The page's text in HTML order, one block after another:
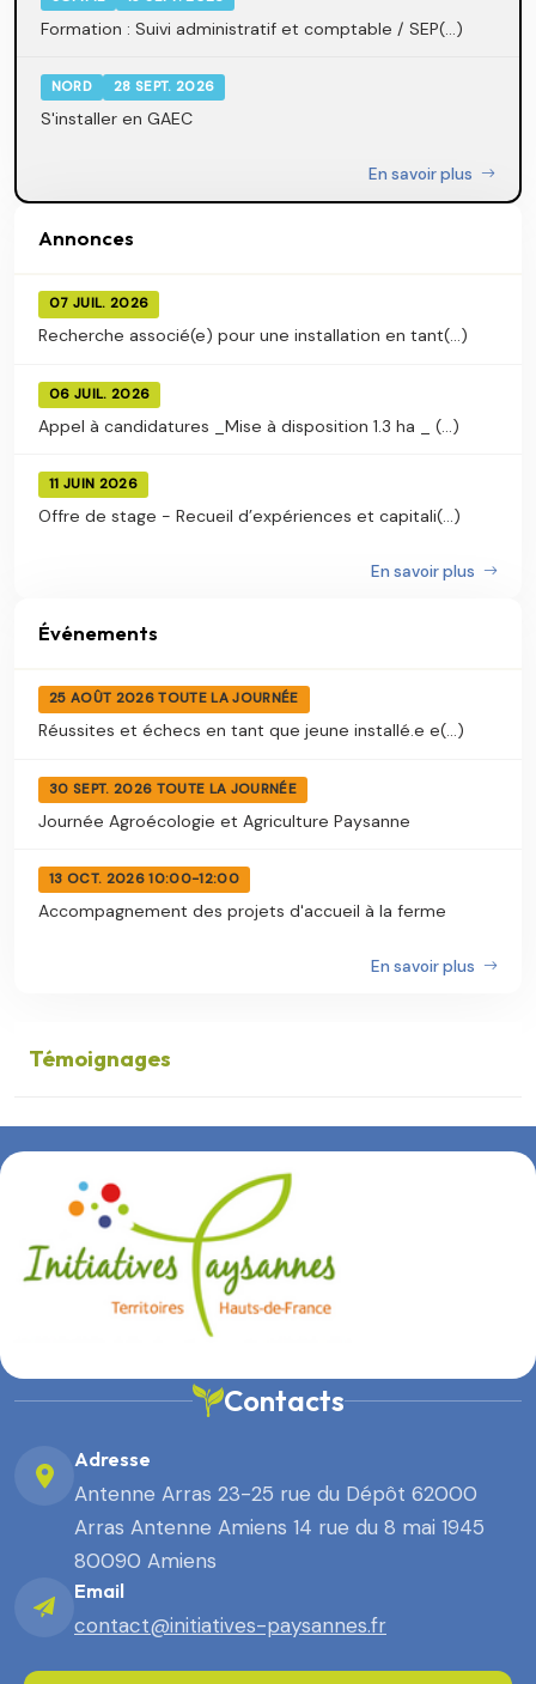
Formation : Suivi administratif et comptable / SEP(...)
NORD 28 SEPT. 2026
S'installer en GAEC
En savoir plus
Annonces
07 JUIL. 2026
Recherche associé(e) pour une installation en tant(...)
06 JUIL. 2026
Appel à candidatures _Mise à disposition 1.3 ha _ (...)
11 JUIN 2026
Offre de stage - Recueil d’expériences et capitali(...)
En savoir plus
Événements
25 AOÛT 2026 TOUTE LA JOURNÉE
Réussites et échecs en tant que jeune installé.e e(...)
30 SEPT. 2026 TOUTE LA JOURNÉE
Journée Agroécologie et Agriculture Paysanne
13 OCT. 2026 10:00-12:00
Accompagnement des projets d'accueil à la ferme
En savoir plus
Témoignages
Contacts
Adresse
Antenne Arras 23-25 rue du Dépôt 62000
Arras Antenne Amiens 14 rue du 8 mai 1945
80090 Amiens
Email
contact@initiatives-paysannes.fr